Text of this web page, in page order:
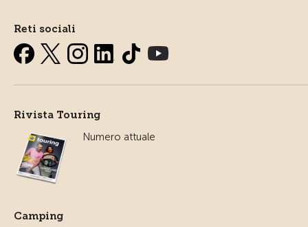
Reti sociali
Rivista Touring
Numero attuale
Camping